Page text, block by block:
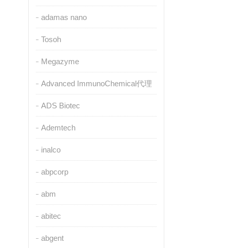
adamas nano
Tosoh
Megazyme
Advanced ImmunoChemical代理
ADS Biotec
Ademtech
inalco
abpcorp
abm
abitec
abgent